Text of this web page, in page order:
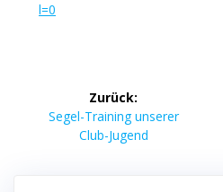
l=0
Zurück:
Vorheriger
Beitrag:
Segel-Training unserer
Club-Jugend